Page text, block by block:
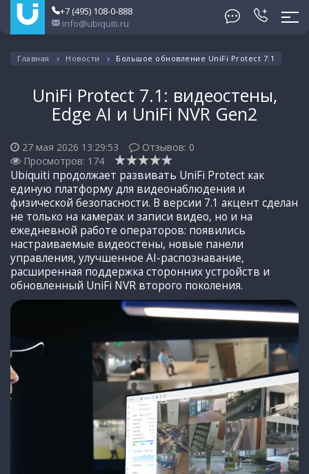
+7 (495) 108-0-888
info@ubiquiti.ru
Главная Новости Большое обновление UniFi Protect 7.1
UniFi Protect 7.1: видеостены,
Edge AI и UniFi NVR Gen2
27 мая 2026 13:29:53 Отзывов: 0
Просмотров: 174
Ubiquiti продолжает развивать UniFi Protect как
единую платформу для видеонаблюдения и
физической безопасности. В версии 7.1 акцент сделан
не только на камерах и записи видео, но и на
ежедневной работе операторов: появились
настраиваемые видеостены, новые панели
управления, улучшенное AI-распознавание,
расширенная поддержка сторонних устройств и
обновленный UniFi NVR второго поколения.